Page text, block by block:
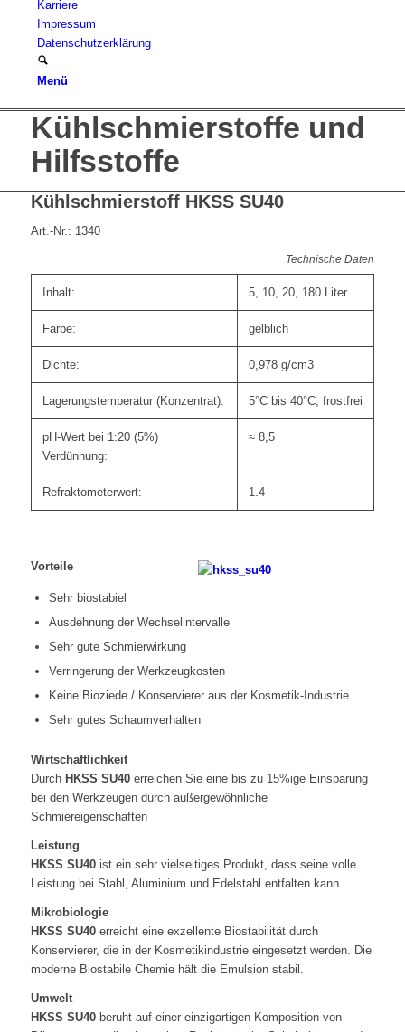
Karriere
Impressum
Datenschutzerklärung
Menü
Kühlschmierstoffe und
Hilfsstoffe
Kühlschmierstoff HKSS SU40
Art.-Nr.: 1340
Technische Daten
Inhalt: 5, 10, 20, 180 Liter
Farbe: gelblich
Dichte: 0,978 g/cm3
Lagerungstemperatur (Konzentrat): 5°C bis 40°C, frostfrei
pH-Wert bei 1:20 (5%)
Verdünnung:
≈ 8,5
Refraktometerwert: 1.4
Vorteile
Sehr biostabiel
Ausdehnung der Wechselintervalle
Sehr gute Schmierwirkung
Verringerung der Werkzeugkosten
Keine Bioziede / Konservierer aus der Kosmetik-Industrie
Sehr gutes Schaumverhalten
Wirtschaftlichkeit
Durch HKSS SU40erreichen Sie eine bis zu 15%ige Einsparung
bei den Werkzeugen durch außergewöhnliche
Schmiereigenschaften
Leistung
HKSS SU40ist ein sehr vielseitiges Produkt, dass seine volle
Leistung bei Stahl, Aluminium und Edelstahl entfalten kann
Mikrobiologie
HKSS SU40erreicht eine exzellente Biostabilität durch
Konservierer, die in der Kosmetikindustrie eingesetzt werden. Die
moderne Biostabile Chemie hält die Emulsion stabil.
Umwelt
HKSS SU40beruht auf einer einzigartigen Komposition von